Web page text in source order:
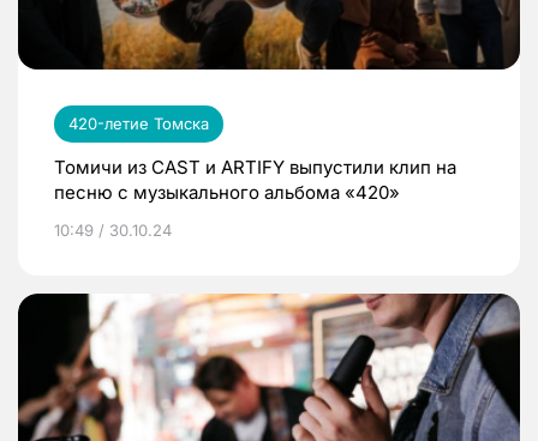
420-летие Томска
Томичи из CAST и ARTIFY выпустили клип на
песню с музыкального альбома «420»
10:49 / 30.10.24